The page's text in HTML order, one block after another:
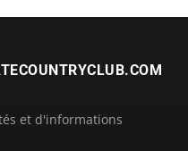
et d'informations